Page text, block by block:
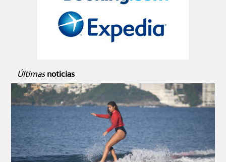
Últimas noticias